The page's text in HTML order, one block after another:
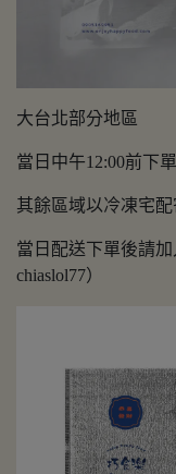
大台北部分地區
當日中午12:00前下
其餘區域以冷凍宅配
當日配送下單後請
chiaslol77）